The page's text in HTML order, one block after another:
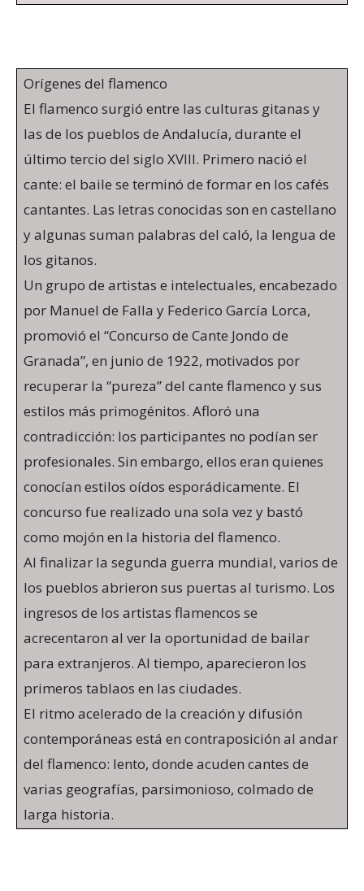
Orígenes del flamenco
El flamenco surgió entre las culturas gitanas y
las de los pueblos de Andalucía, durante el
último tercio del siglo XVIII. Primero nació el
cante: el baile se terminó de formar en los cafés
cantantes. Las letras conocidas son en castellano
y algunas suman palabras del caló, la lengua de
los gitanos.
Un grupo de artistas e intelectuales, encabezado
por Manuel de Falla y Federico García Lorca,
promovió el “Concurso de Cante Jondo de
Granada”, en junio de 1922, motivados por
recuperar la “pureza” del cante flamenco y sus
estilos más primogénitos. Afloró una
contradicción: los participantes no podían ser
profesionales. Sin embargo, ellos eran quienes
conocían estilos oídos esporádicamente. El
concurso fue realizado una sola vez y bastó
como mojón en la historia del flamenco.
Al finalizar la segunda guerra mundial, varios de
los pueblos abrieron sus puertas al turismo. Los
ingresos de los artistas flamencos se
acrecentaron al ver la oportunidad de bailar
para extranjeros. Al tiempo, aparecieron los
primeros tablaos en las ciudades.
El ritmo acelerado de la creación y difusión
contemporáneas está en contraposición al andar
del flamenco: lento, donde acuden cantes de
varias geografías, parsimonioso, colmado de
larga historia.